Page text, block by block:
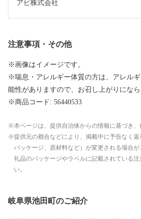
アピ株式会社
注意事項・その他
※画像はイメージです。
※喘息・アレルギー体質の方は、アレル
能性がありますので、お召し上がりになら
※商品コード: 56440533
本ページは、提供自治体からの情報に基づき、
提供元の都合などにより、掲載中に予告なく返
パッケージ、原材料など）が変更される場合
礼品のパッケージやラベルに記載されている
い。
岐阜県池田町のご紹介